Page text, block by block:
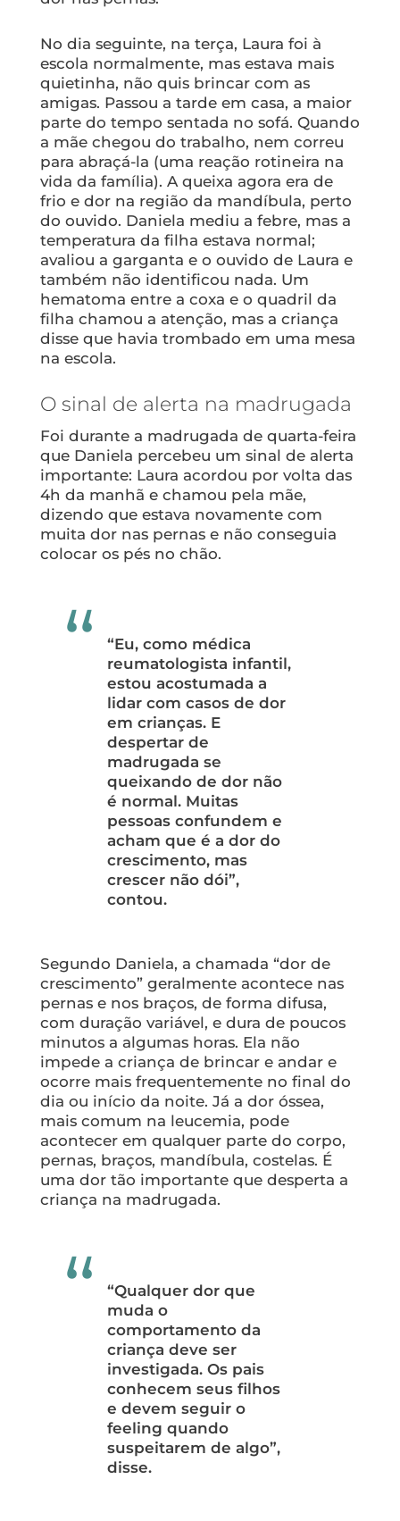
No dia seguinte, na terça, Laura foi à
escola normalmente, mas estava mais
quietinha, não quis brincar com as
amigas. Passou a tarde em casa, a maior
parte do tempo sentada no sofá. Quando
a mãe chegou do trabalho, nem correu
para abraçá-la (uma reação rotineira na
vida da família). A queixa agora era de
frio e dor na região da mandíbula, perto
do ouvido. Daniela mediu a febre, mas a
temperatura da filha estava normal;
avaliou a garganta e o ouvido de Laura e
também não identificou nada. Um
hematoma entre a coxa e o quadril da
filha chamou a atenção, mas a criança
disse que havia trombado em uma mesa
na escola.
O sinal de alerta na madrugada
Foi durante a madrugada de quarta-feira
que Daniela percebeu um sinal de alerta
importante: Laura acordou por volta das
4h da manhã e chamou pela mãe,
dizendo que estava novamente com
muita dor nas pernas e não conseguia
colocar os pés no chão.
“Eu, como médica
reumatologista infantil,
estou acostumada a
lidar com casos de dor
em crianças. E
despertar de
madrugada se
queixando de dor não
é normal. Muitas
pessoas confundem e
acham que é a dor do
crescimento, mas
crescer não dói”,
contou.
Segundo Daniela, a chamada “dor de
crescimento” geralmente acontece nas
pernas e nos braços, de forma difusa,
com duração variável, e dura de poucos
minutos a algumas horas. Ela não
impede a criança de brincar e andar e
ocorre mais frequentemente no final do
dia ou início da noite. Já a dor óssea,
mais comum na leucemia, pode
acontecer em qualquer parte do corpo,
pernas, braços, mandíbula, costelas. É
uma dor tão importante que desperta a
criança na madrugada.
“Qualquer dor que
muda o
comportamento da
criança deve ser
investigada. Os pais
conhecem seus filhos
e devem seguir o
feeling quando
suspeitarem de algo”,
disse.